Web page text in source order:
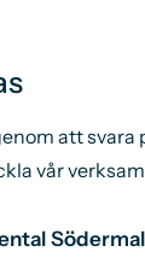
att svara
vår